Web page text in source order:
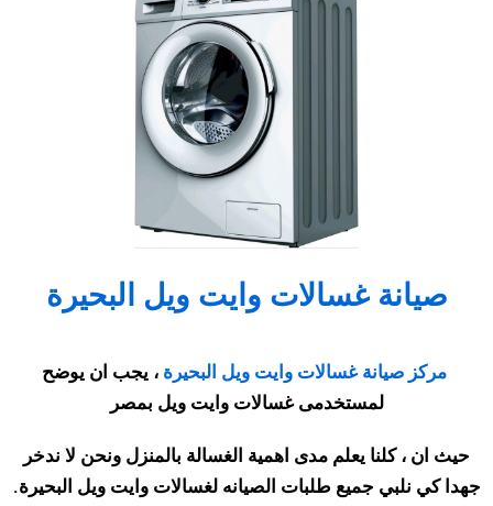
صيانة غسالات وايت ويل البحيرة
مركز صيانة غسالات وايت ويل البحيرة ، يجب ان يوضح
لمستخدمى غسالات وايت ويل بمصر
حيث ان ، كلنا يعلم مدى اهمية الغسالة بالمنزل ونحن لا ندخر
جهدا كي نلبي جميع طلبات الصيانه لغسالات وايت ويل البحيرة.